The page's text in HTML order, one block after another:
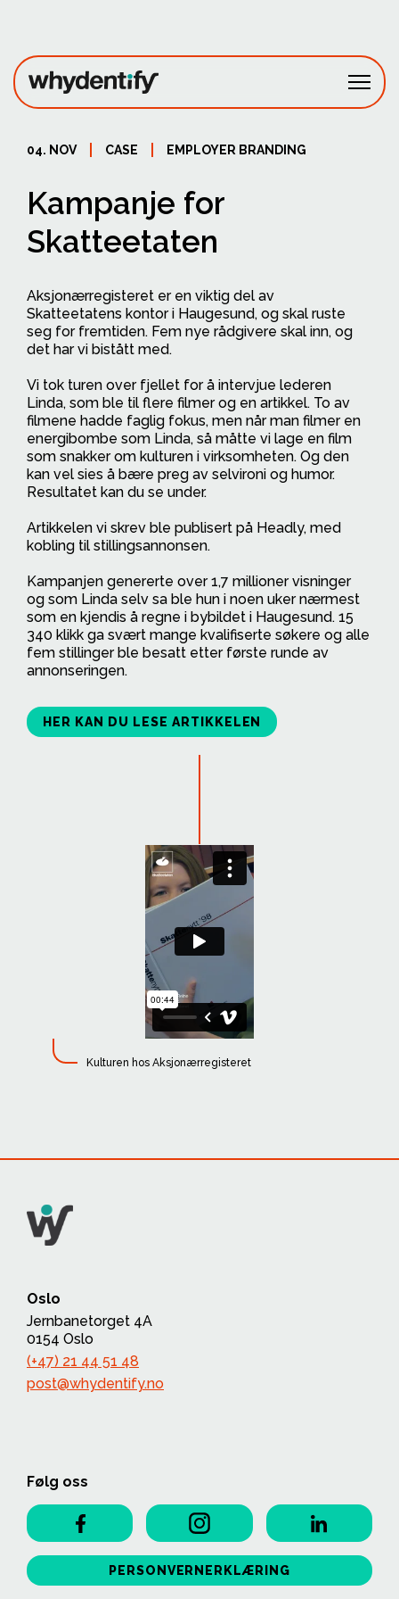
Fagområder
Kampanje for
Skatteetaten
04. NOV CASE EMPLOYER BRANDING
Aksjonærregisteret er en viktig del av
Skatteetatens kontor i Haugesund, og skal ruste
seg for fremtiden. Fem nye rådgivere skal inn, og
det har vi bistått med.
Vi tok turen over fjellet for å intervjue lederen
Linda, som ble til flere filmer og en artikkel. To av
filmene hadde faglig fokus, men når man filmer en
energibombe som Linda, så måtte vi lage en film
som snakker om kulturen i virksomheten. Og den
kan vel sies å bære preg av selvironi og humor.
Resultatet kan du se under.
Artikkelen vi skrev ble publisert på Headly, med
kobling til stillingsannonsen.
Kampanjen genererte over 1,7 millioner visninger
og som Linda selv sa ble hun i noen uker nærmest
som en kjendis å regne i bybildet i Haugesund. 15
340 klikk ga svært mange kvalifiserte søkere og alle
fem stillinger ble besatt etter første runde av
annonseringen.
HER KAN DU LESE ARTIKKELEN
Kulturen hos Aksjonærregisteret
Oslo
Jernbanetorget 4A
0154 Oslo
(+47) 21 44 51 48
post@whydentify.no
Følg oss
PERSONVERNERKLÆRING